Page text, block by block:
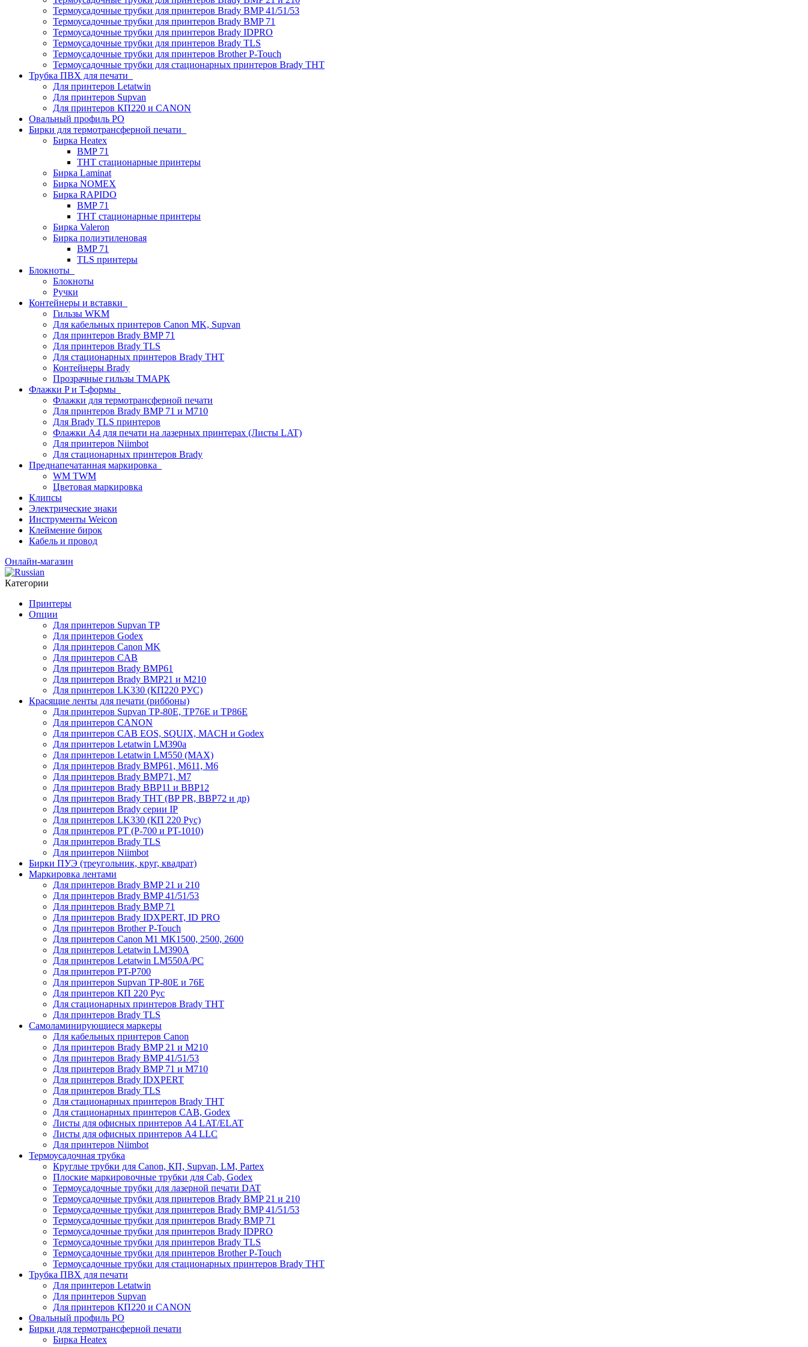
Термоусадочные трубки для принтеров Brady BMP 41/51/53
Термоусадочные трубки для принтеров Brady BMP 71
Термоусадочные трубки для принтеров Brady IDPRO
Термоусадочные трубки для принтеров Brady TLS
Термоусадочные трубки для принтеров Brother P-Touch
Термоусадочные трубки для стационарных принтеров Brady THT
Трубка ПВХ для печати
Для принтеров Letatwin
Для принтеров Supvan
Для принтеров КП220 и CANON
Овальный профиль PO
Бирки для термотрансферной печати
Бирка Heatex
BMP 71
THT стационарные принтеры
Бирка Laminat
Бирка NOMEX
Бирка RAPIDO
BMP 71
THT стационарные принтеры
Бирка Valeron
Бирка полиэтиленовая
BMP 71
TLS принтеры
Блокноты
Блокноты
Ручки
Контейнеры и вставки
Гильзы WKM
Для кабельных принтеров Canon MK, Supvan
Для принтеров Brady BMP 71
Для принтеров Brady TLS
Для стационарных принтеров Brady THT
Контейнеры Brady
Прозрачные гильзы ТМАРК
Флажки P и T-формы
Флажки для термотрансферной печати
Для принтеров Brady BMP 71 и M710
Для Brady TLS принтеров
Флажки A4 для печати на лазерных принтерах (Листы LAT)
Для принтеров Niimbot
Для стационарных принтеров Brady
Преднапечатанная маркировка
WM TWM
Цветовая маркировка
Клипсы
Электрические знаки
Инструменты Weicon
Клеймение бирок
Кабель и провод
Онлайн-магазин
Категории
Принтеры
Опции
Для принтеров Supvan TP
Для принтеров Godex
Для принтеров Canon MK
Для принтеров CAB
Для принтеров Brady BMP61
Для принтеров Brady BMP21 и M210
Для принтеров LK330 (КП220 РУС)
Красящие ленты для печати (риббоны)
Для принтеров Supvan TP-80E, TP76E и TP86E
Для принтеров CANON
Для принтеров CAB EOS, SQUIX, MACH и Godex
Для принтеров Letatwin LM390a
Для принтеров Letatwin LM550 (MAX)
Для принтеров Brady BMP61, M611, M6
Для принтеров Brady BMP71, M7
Для принтеров Brady BBP11 и BBP12
Для принтеров Brady THT (BP PR, BBP72 и др)
Для принтеров Brady серии IP
Для принтеров LK330 (КП 220 Рус)
Для принтеров PT (P-700 и PT-1010)
Для принтеров Brady TLS
Для принтеров Niimbot
Бирки ПУЭ (треугольник, круг, квадрат)
Маркировка лентами
Для принтеров Brady BMP 21 и 210
Для принтеров Brady BMP 41/51/53
Для принтеров Brady BMP 71
Для принтеров Brady IDXPERT, ID PRO
Для принтеров Brother P-Touch
Для принтеров Canon M1 MK1500, 2500, 2600
Для принтеров Letatwin LM390A
Для принтеров Letatwin LM550A/PC
Для принтеров PT-P700
Для принтеров Supvan TP-80E и 76E
Для принтеров КП 220 Рус
Для стационарных принтеров Brady THT
Для принтеров Brady TLS
Самоламинирующиеся маркеры
Для кабельных принтеров Canon
Для принтеров Brady BMP 21 и M210
Для принтеров Brady BMP 41/51/53
Для принтеров Brady BMP 71 и M710
Для принтеров Brady IDXPERT
Для принтеров Brady TLS
Для стационарных принтеров Brady THT
Для стационарных принтеров CAB, Godex
Листы для офисных принтеров А4 LAT/ELAT
Листы для офисных принтеров А4 LLC
Для принтеров Niimbot
Термоусадочная трубка
Круглые трубки для Canon, КП, Supvan, LM, Partex
Плоские маркировочные трубки для Cab, Godex
Термоусадочные трубки для лазерной печати DAT
Термоусадочные трубки для принтеров Brady BMP 21 и 210
Термоусадочные трубки для принтеров Brady BMP 41/51/53
Термоусадочные трубки для принтеров Brady BMP 71
Термоусадочные трубки для принтеров Brady IDPRO
Термоусадочные трубки для принтеров Brady TLS
Термоусадочные трубки для принтеров Brother P-Touch
Термоусадочные трубки для стационарных принтеров Brady THT
Трубка ПВХ для печати
Для принтеров Letatwin
Для принтеров Supvan
Для принтеров КП220 и CANON
Овальный профиль PO
Бирки для термотрансферной печати
Бирка Heatex